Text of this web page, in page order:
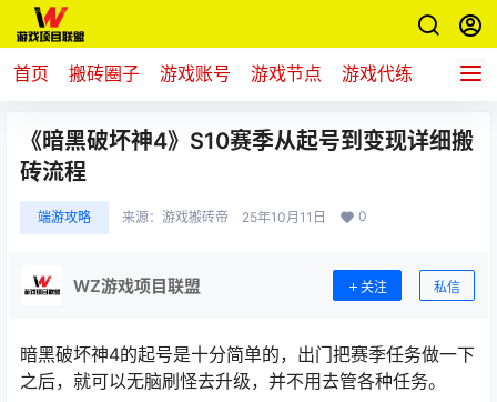
首页 搬砖圈子 游戏账号 游戏节点 游戏代练 新游推
《暗黑破坏神4》S10赛季从起号到变现详细搬
砖流程
端游攻略 来源： 游戏搬砖帝 25年10月11日 0
WZ游戏项目联盟 关注 私信
暗黑破坏神4的起号是十分简单的，出门把赛季任务做一下
之后，就可以无脑刷怪去升级，并不用去管各种任务。